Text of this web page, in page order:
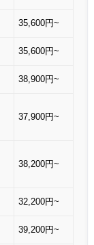
35,600円~
35,600円~
38,900円~
37,900円~
38,200円~
32,200円~
39,200円~